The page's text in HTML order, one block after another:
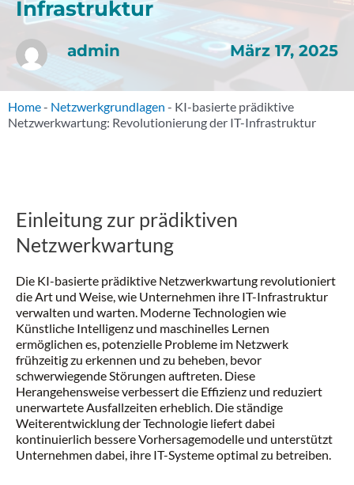
Infrastruktur
admin März 17, 2025
Home- Netzwerkgrundlagen - KI-basierte prädiktive
Netzwerkwartung: Revolutionierung der IT-Infrastruktur
Einleitung zur prädiktiven
Netzwerkwartung
Die KI-basierte prädiktive Netzwerkwartung revolutioniert
die Art und Weise, wie Unternehmen ihre IT-Infrastruktur
verwalten und warten. Moderne Technologien wie
Künstliche Intelligenz und maschinelles Lernen
ermöglichen es, potenzielle Probleme im Netzwerk
frühzeitig zu erkennen und zu beheben, bevor
schwerwiegende Störungen auftreten. Diese
Herangehensweise verbessert die Effizienz und reduziert
unerwartete Ausfallzeiten erheblich. Die ständige
Weiterentwicklung der Technologie liefert dabei
kontinuierlich bessere Vorhersagemodelle und unterstützt
Unternehmen dabei, ihre IT-Systeme optimal zu betreiben.